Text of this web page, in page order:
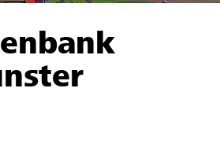
des organisations